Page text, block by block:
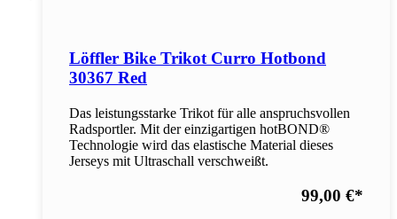
Löffler Bike Trikot Curro Hotbond
30367 Red
Das leistungsstarke Trikot für alle anspruchsvollen
Radsportler. Mit der einzigartigen hotBOND®
Technologie wird das elastische Material dieses
Jerseys mit Ultraschall verschweißt.
99,00 €*